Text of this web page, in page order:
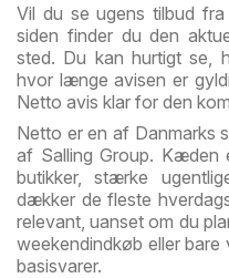
Vil du se ugens tilbud
siden finder du den
sted. Du kan hurtigt se,
hvor længe avisen er
Netto avis klar for den
Netto er en af Danmarks
af Salling Group. Kæden
butikker, stærke
dækker de fleste
relevant, uanset om du
weekendindkøb eller bare
basisvarer.